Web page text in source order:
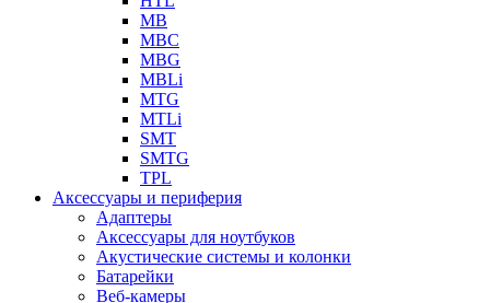
MB
MBC
MBG
MBLi
MTG
MTLi
SMT
SMTG
TPL
Аксессуары и периферия
Адаптеры
Аксессуары для ноутбуков
Акустические системы и колонки
Батарейки
Веб-камеры